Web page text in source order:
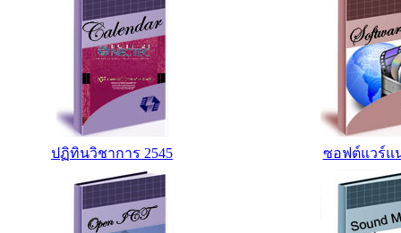
ปฏิทินวิชาการ 2545 ซอฟต์แวร์แ